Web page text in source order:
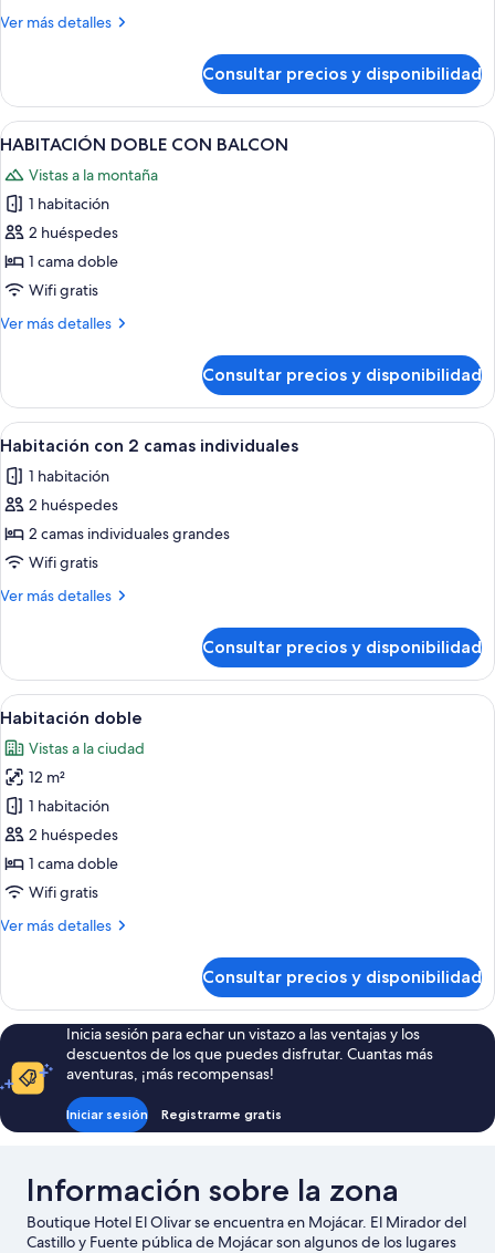
la
Ver más detalles
Más
vistas
la
Consultar precios y disponibilidad
Abrir
todas
las
fotos
de
HABITACIÓN
DOBLE
BALCON
Un dormitorio con una cama
20
HABITACIÓN DOBLE CON BALCON
Vistas a la montaña
1 habitación
2 huéspedes
1 cama doble
Wifi gratis
Ver más detalles
Más
DOBLE
CON
BALCON
Consultar precios y disponibilidad
Abrir
todas
las
fotos
de
Habitación
con
individuales
Una habitación con dos camas, un
5
Habitación con 2 camas individuales
1 habitación
2 huéspedes
2 camas individuales grandes
Wifi gratis
Ver más detalles
Más
con
camas
Consultar precios y disponibilidad
Abrir
todas
las
fotos
de
Habitación
doble
Un dormitorio con cama, mesita de
5
Habitación doble
Vistas a la ciudad
12 m²
1 habitación
2 huéspedes
1 cama doble
Wifi gratis
Ver más detalles
Más
doble
Consultar precios y disponibilidad
Inicia sesión para echar un vistazo a las ventajas y los
descuentos de los que puedes disfrutar. Cuantas más
aventuras, ¡más recompensas!
Iniciar sesión Registrarme gratis
Información sobre la zona
Boutique Hotel El Olivar se encuentra en Mojácar. El Mirador del
Castillo y Fuente pública de Mojácar son algunos de los lugares